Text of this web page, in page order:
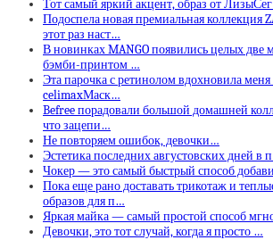
Тот самый яркий акцент, образ от
Подоспела новая премиальная коллекция
этот раз наст…
В новинках MANGO появились целых две
бэмби-принтом …
Эта парочка с ретинолом вдохновила
celimaxМаск…
Befree порадовали большой домашней
что зацепи…
Не повторяем ошибок, девочки…
Эстетика последних августовских дней в
Чокер — это самый быстрый способ
Пока еще рано доставать трикотаж и
образов для п…
Яркая майка — самый простой способ
Девочки, это тот случай, когда я просто …